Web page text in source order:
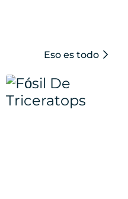
Eso es todo